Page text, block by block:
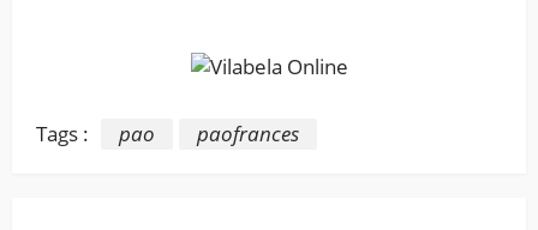
Tags : pao paofrances